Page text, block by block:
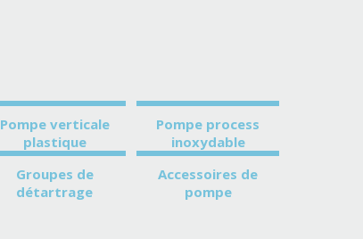
Pompe verticale
plastique
Pompe process
inoxydable
Groupes de
détartrage
Accessoires de
pompe